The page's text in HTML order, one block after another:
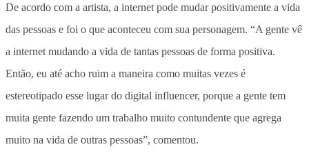
De acordo com a artista, a internet pode mudar positivamente a vida
das pessoas e foi o que aconteceu com sua personagem. “A gente vê
a internet mudando a vida de tantas pessoas de forma positiva.
Então, eu até acho ruim a maneira como muitas vezes é
estereotipado esse lugar do digital influencer, porque a gente tem
muita gente fazendo um trabalho muito contundente que agrega
muito na vida de outras pessoas”, comentou.